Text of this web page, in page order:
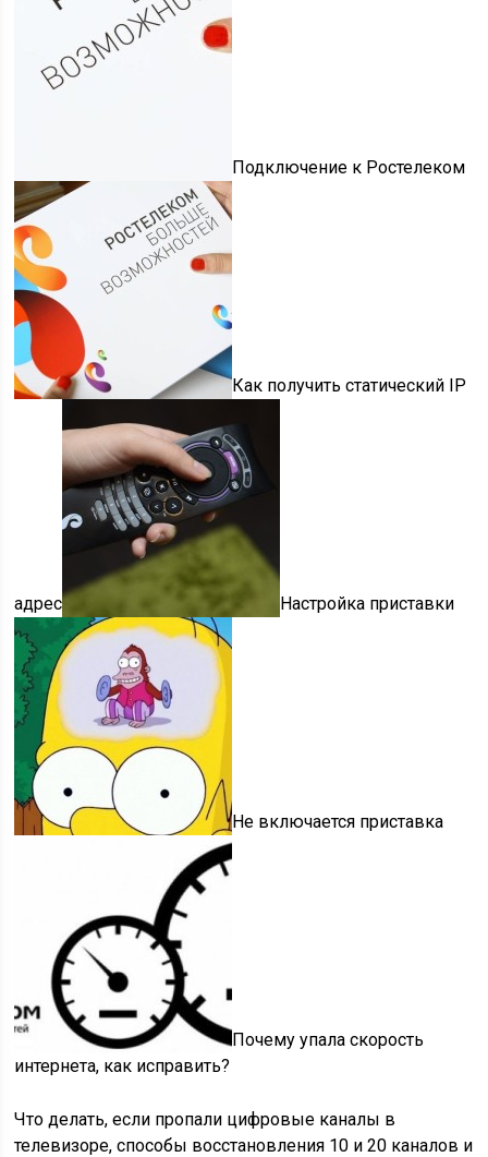
Подключение к Ростелеком
Как получить статический IP
адрес Настройка приставки
Не включается приставка
Почему упала скорость
интернета, как исправить?
Что делать, если пропали цифровые каналы в
телевизоре, способы восстановления 10 и 20 каналов и